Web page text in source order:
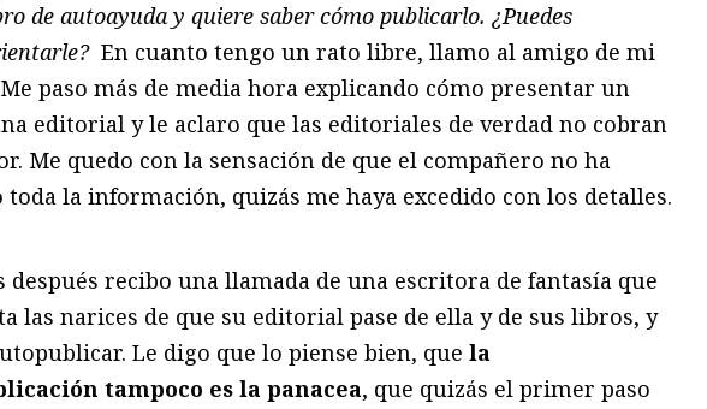
de autoayuda y quiere saber cómo publicarlo. ¿Puedes
En cuanto tengo un rato libre, llamo al amigo de mi
paso más de media hora explicando cómo presentar un
editorial y le aclaro que las editoriales de verdad no cobran
Me quedo con la sensación de que el compañero no ha
toda la información, quizás me haya excedido con los detalles.
después recibo una llamada de una escritora de fantasía que
las narices de que su editorial pase de ella y de sus libros, y
Le digo que lo piense bien, que la
tampoco es la panacea, que quizás el primer paso